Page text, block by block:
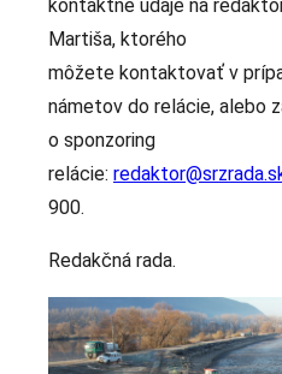
kontaktné údaje na
Martiša, ktorého
môžete kontaktovať v
námetov do relácie, alebo
o sponzoring
relácie:
900.
Redakčná rada.